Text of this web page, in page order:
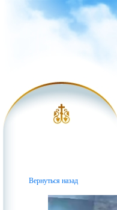
Вернуться назад